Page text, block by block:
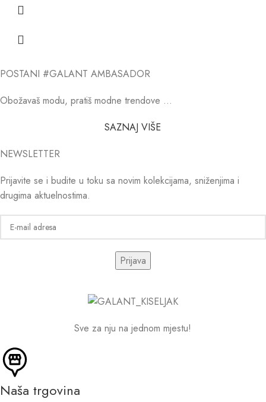
POSTANI #GALANT AMBASADOR
Obožavaš modu, pratiš modne trendove …
SAZNAJ VIŠE
NEWSLETTER
Prijavite se i budite u toku sa novim kolekcijama, sniženjima i
drugima aktuelnostima.
Sve za nju na jednom mjestu!
Naša trgovina